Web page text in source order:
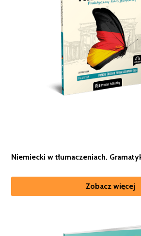
Niemiecki w tłumaczeniach.
Zobacz więcej